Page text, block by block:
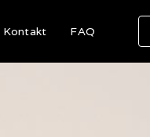
Kontakt FAQ